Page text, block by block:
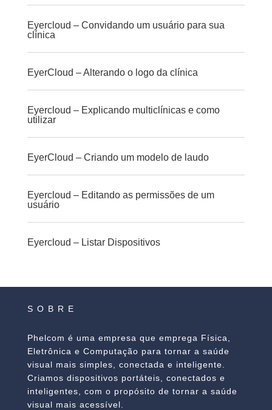
Eyercloud – Convidando um usuário para sua
clínica
EyerCloud – Alterando o logo da clínica
Eyercloud – Explicando multiclínicas e como
utilizar
EyerCloud – Criando um modelo de laudo
Eyercloud – Editando as permissões de um
usuário
Eyercloud – Listar Dispositivos
SOBRE
Phelcom é uma empresa que emprega Física,
Eletrônica e Computação para tornar a saúde
visual mais simples, conectada e inteligente.
Criamos dispositivos portáteis, conectados e
inteligentes, com o propósito de tornar a saúde
visual mais acessível.